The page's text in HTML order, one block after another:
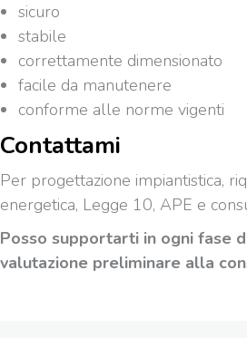
sicuro
stabile
correttamente dimensionato
facile da manutenere
conforme alle norme vigenti
Contattami
Per progettazione impiantistica,
energetica, Legge 10, APE e
Posso supportarti in ogni fase
valutazione preliminare alla